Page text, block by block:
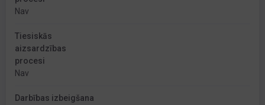
Nav
Tiesiskās
aizsardzības
procesi
Nav
Darbības izbeigšana